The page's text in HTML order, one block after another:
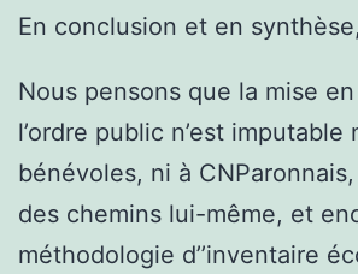
En conclusion et en synthèse,
Nous pensons que la mise
l’ordre public n’est imputable
bénévoles, ni à
des chemins lui-même, et
méthodologie d’’inventaire